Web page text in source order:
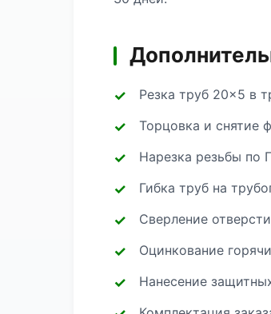
Резка труб 20×5 в
Торцовка и снятие
Нарезка резьбы по
Гибка труб на
Сверление
Оцинкование
Нанесение